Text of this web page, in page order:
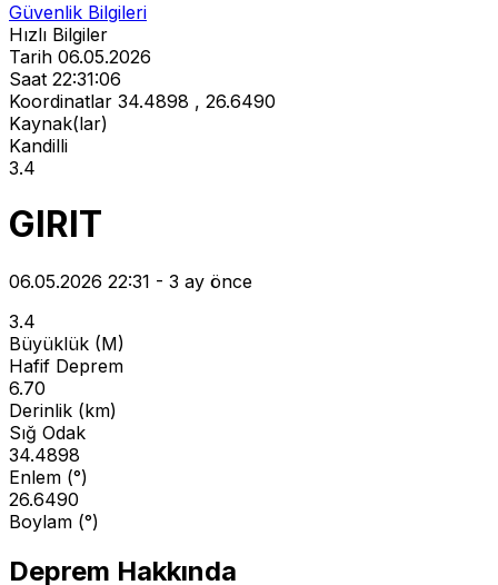
Güvenlik Bilgileri
Hızlı Bilgiler
Tarih 06.05.2026
Saat 22:31:06
Koordinatlar 34.4898 , 26.6490
Kaynak(lar)
Kandilli
3.4
GIRIT
06.05.2026 22:31 - 3 ay önce
3.4
Büyüklük (M)
Hafif Deprem
6.70
Derinlik (km)
Sığ Odak
34.4898
Enlem (°)
26.6490
Boylam (°)
Deprem Hakkında